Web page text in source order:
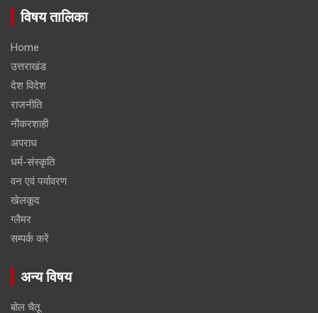
विषय तालिका
Home
उत्तराखंड
देश विदेश
राजनीति
नौकरशाही
अपराध
धर्म-संस्कृति
वन एवं पर्यावरण
खेलकूद
ग्लैमर
सम्पर्क करें
अन्य विषय
बोल चैतू